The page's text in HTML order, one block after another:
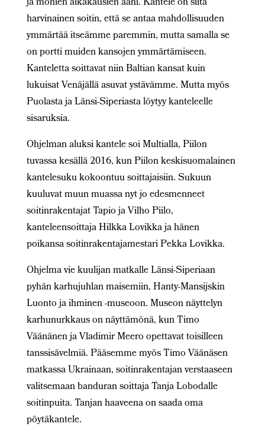
harvinainen soitin, että se antaa mahdollisuuden
ymmärtää itseämme paremmin, mutta samalla se
on portti muiden kansojen ymmärtämiseen.
Kanteletta soittavat niin Baltian kansat kuin
lukuisat Venäjällä asuvat ystävämme. Mutta myös
Puolasta ja Länsi-Siperiasta löytyy kanteleelle
sisaruksia.
Ohjelman aluksi kantele soi Multialla, Piilon
tuvassa kesällä 2016, kun Piilon keskisuomalainen
kantelesuku kokoontuu soittajaisiin. Sukuun
kuuluvat muun muassa nyt jo edesmenneet
soitinrakentajat Tapio ja Vilho Piilo,
kanteleensoittaja Hilkka Lovikka ja hänen
poikansa soitinrakentajamestari Pekka Lovikka.
Ohjelma vie kuulijan matkalle Länsi-Siperiaan
pyhän karhujuhlan maisemiin, Hanty-Mansijskin
Luonto ja ihminen -museoon. Museon näyttelyn
karhunurkkaus on näyttämönä, kun Timo
Väänänen ja Vladimir Meero opettavat toisilleen
tanssisävelmiä. Pääsemme myös Timo Väänäsen
matkassa Ukrainaan, soitinrakentajan verstaaseen
valitsemaan banduran soittaja Tanja Lobodalle
soitinpuita. Tanjan haaveena on saada oma
pöytäkantele.